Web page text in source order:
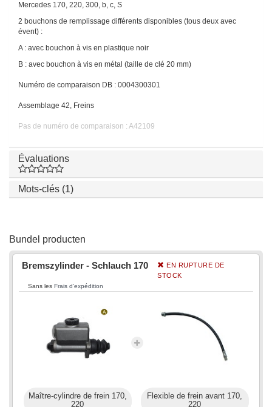
Mercedes 170, 220, 300, b, c, S
2 bouchons de remplissage différents disponibles (tous deux avec
évent) :
A : avec bouchon à vis en plastique noir
B : avec bouchon à vis en métal (taille de clé 20 mm)
Numéro de comparaison DB : 0004300301
Assemblage 42, Freins
Pas de numéro de comparaison : A42109
Évaluations
Mots-clés (1)
Bundel producten
Bremszylinder - Schlauch 170
EN RUPTURE DE
STOCK
Sans les Frais d'expédition
Maître-cylindre de frein 170,
220
Flexible de frein avant 170,
220